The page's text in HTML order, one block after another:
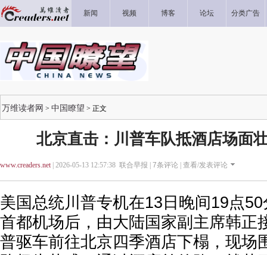
新闻 视频 博客 论坛 分类广告
万维读者网 > 中国瞭望 > 正文
北京直击：川普车队抵酒店场面
www.creaders.net| 2026-05-13 12:57:38 联合早报 | 7条评论 | 查看/发表评论
美国总统川普专机在13日晚间19点
首都机场后，由大陆国家副主席韩正
普驱车前往北京四季酒店下榻，现场